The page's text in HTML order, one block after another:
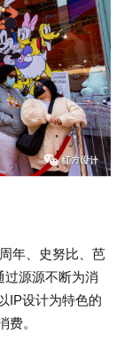
年、史努比、芭
过源源不断为消
IP设计为特色的
费。